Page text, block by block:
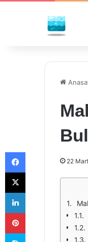
22
Facebook
X
LinkedIn
Pinterest
Skype